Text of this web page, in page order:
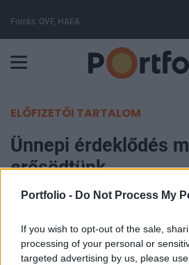
Portfolio - Do Not Process My
If you wish to opt-out of the sale,
processing of your personal or
targeted advertising by us, please
Forrás: OVF, HAEA
ELŐFIZETŐI TARTALOM
Ünnepi érdeklődés
erősödtünk
6.6 milliárdos összforgalom